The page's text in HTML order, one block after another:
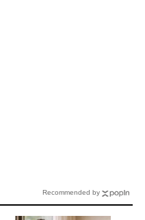
Recommended by